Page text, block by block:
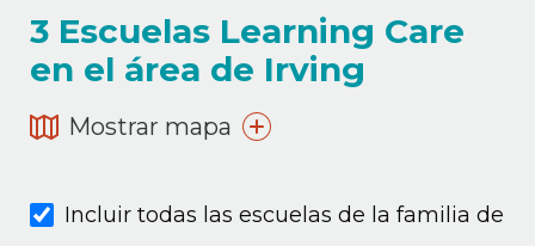
3 Escuelas Learning Care
en el área de Irving
Mostrar mapa
Incluir todas las escuelas de la familia de